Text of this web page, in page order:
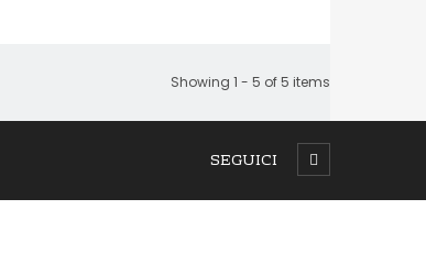
Showing 1 - 5 of 5 items
SEGUICI